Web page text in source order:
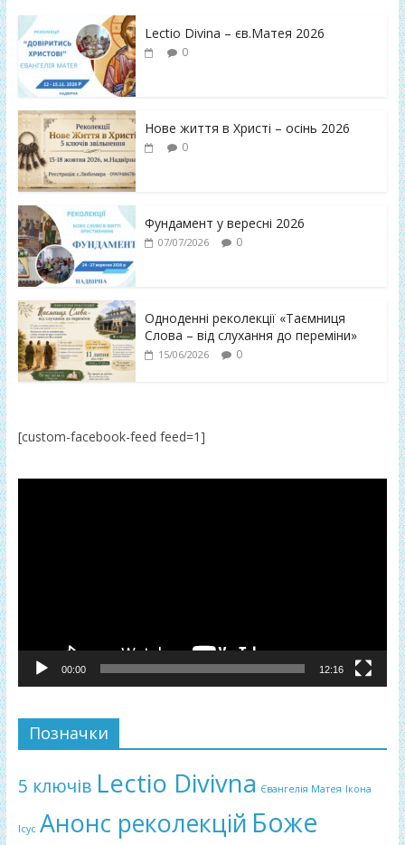
Lectio Divina – єв.Матея 2026
0
Нове життя в Христі – осінь 2026
0
Фундамент у вересні 2026
07/07/2026 0
Одноденні реколекції «Таємниця
Слова – від слухання до переміни»
15/06/2026 0
[custom-facebook-feed feed=1]
00:00 12:16
Позначки
5 ключів Lectio Divivna Євангелія Матея Ікона
Ісус Анонс реколекцій Боже